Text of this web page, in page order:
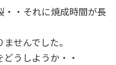
・それに焼成時間が長
せんでした。
うしようか・・